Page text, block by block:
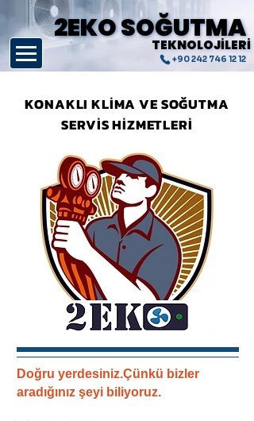
+90 242 746 12 12
2EKO SOĞUTMA
2EKO SOĞUTMA
TEKNOLOJİLERİ
TEKNOLOJİLERİ
KONAKLI KLİMA VE SOĞUTMA
SERVİS HİZMETLERİ
Doğru yerdesiniz.Çünkü bizler
aradığınız şeyi biliyoruz.